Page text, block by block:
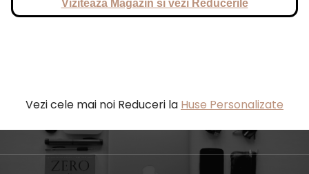
Vizitează Magazin si vezi Reducerile
Vezi cele mai noi Reduceri la Huse Personalizate